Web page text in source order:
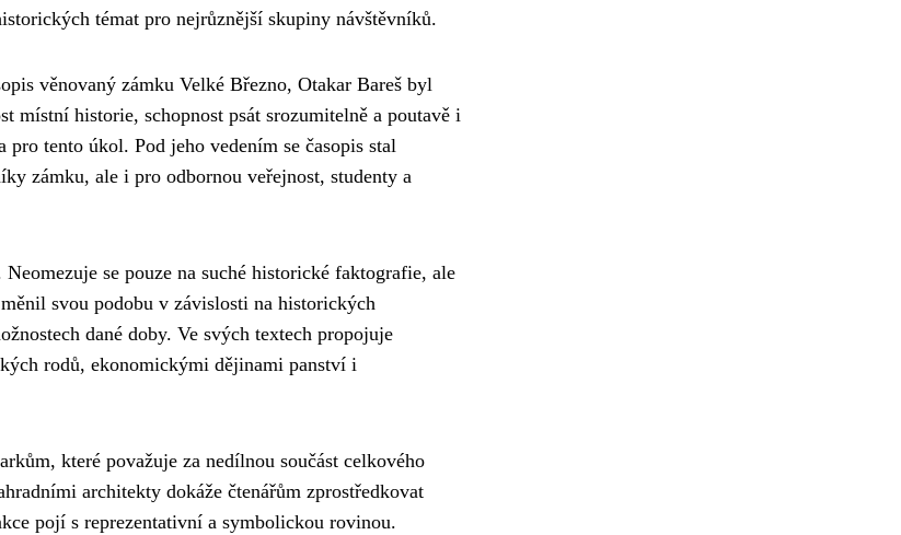
témat pro nejrůznější skupiny návštěvníků.
věnovaný zámku Velké Březno, Otakar Bareš byl
místní historie, schopnost psát srozumitelně a poutavě i
tento úkol. Pod jeho vedením se časopis stal
zámku, ale i pro odbornou veřejnost, studenty a
se pouze na suché historické faktografie, ale
svou podobu v závislosti na historických
dané doby. Ve svých textech propojuje
rodů, ekonomickými dějinami panství i
které považuje za nedílnou součást celkového
architekty dokáže čtenářům zprostředkovat
pojí s reprezentativní a symbolickou rovinou.